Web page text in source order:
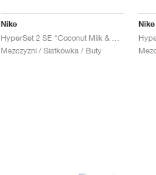
Nike
Mezczyzni / Siatkówka / Buty
Nike